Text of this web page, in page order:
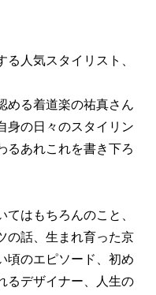
人気スタイリスト、
める着道楽の祐真さん
身の日々のスタイリン
るあれこれを書き下ろ
はもちろんのこと、
の話、生まれ育った京
頃のエピソード、初め
るデザイナー、人生の